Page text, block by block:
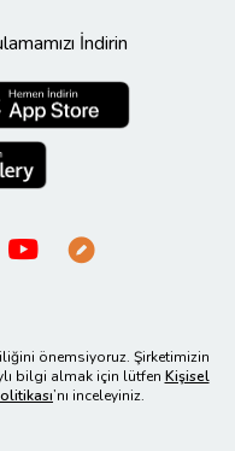
İndirin
önemsiyoruz. Şirketimizin
bilgi almak için lütfen Kişisel
’nı inceleyiniz.